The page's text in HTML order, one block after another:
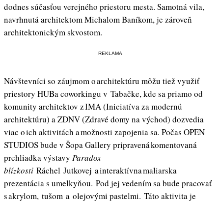
dodnes súčasťou verejného priestoru mesta. Samotná vila,
navrhnutá architektom Michalom Baníkom, je zároveň
architektonickým skvostom.
REKLAMA
Návštevníci so záujmom o architektúru môžu tiež využiť
priestory HUBa coworkingu v Tabačke, kde sa priamo od
komunity architektov z IMA (Iniciatíva za modernú
architektúru) a ZDNV (Zdravé domy na východ) dozvedia
viac o ich aktivitách a možnosti zapojenia sa. Počas OPEN
STUDIOS bude v Šopa Gallery pripravená komentovaná
prehliadka výstavy Paradox
blízkosti Ráchel Jutkovej a interaktívna maliarska
prezentácia s umelkyňou. Pod jej vedením sa bude pracovať
s akrylom, tušom a olejovými pastelmi. Táto aktivita je